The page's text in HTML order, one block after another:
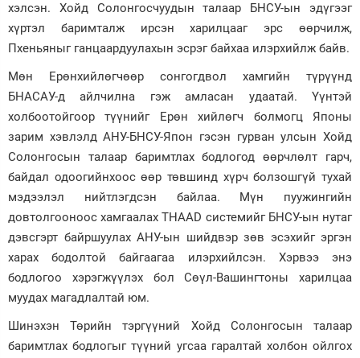
хэлсэн. Хойд Солонгосчуудын талаар БНСУ-ын эдүгээг
хүртэл баримталж ирсэн харилцааг эрс өөрчилж,
Пхеньяныг ганцаар­дуу­лахын эсрэг байхаа илэрхийлж байв.
Мөн Ерөнхий­лөгчөөр сонгогдвол хамгийн түрүүнд
БНАСАУ-д айлчилна гэж амласан удаатай. Үүнтэй
холбоотойгоор түүнийг Ерөн­ хийлөгч болмогц Японы
зарим хэвлэлд АНУ-БНСУ-Япон гэсэн гурван улсын Хойд
Солонгосын талаар баримтлах бодлогод өөрчлөлт гарч,
байдал одоогийнхоос өөр төвшинд хүрч болзошгүй тухай
мэдээлэл нийтлэгдсэн байлаа. Мүн пуужингийн
довтолгооноос хамгаалах THAAD системийг БНСУ-ын нутаг
дэвсгэрт байр­шуулах АНУ-ын шийдвэр зөв эсэхийг эргэн
харах бодолтой байгаагаа илэрхийлсэн. Хэрвээ энэ
бодлогоо хэрэгжүүлэх бол Сөүл-Вашингтоны харилцаа
муудах магадлалтай юм.
Шинэхэн Төрийн тэргүүний Хойд Солонгосын талаар
баримтлах бодлогыг түүний угсаа гаралтай холбон ойлгох